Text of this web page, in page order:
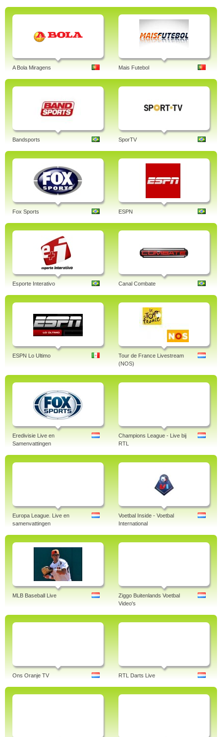
A Bola Miragens Mais Futebol
Bandsports SporTV
Fox Sports ESPN
Esporte Interativo Canal Combate
ESPN Lo Ultimo
Tour de France Livestream
(NOS)
Eredivisie Live en
Samenvattingen
Champions League - Live bij
RTL
Europa League. Live en
samenvattingen
Voetbal Inside - Voetbal
International
MLB Baseball Live
Ziggo Buitenlands Voetbal
Video's
Ons Oranje TV RTL Darts Live